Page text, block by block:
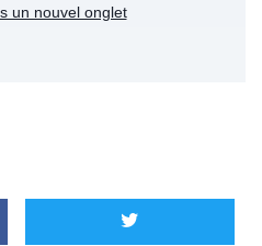
un nouvel onglet